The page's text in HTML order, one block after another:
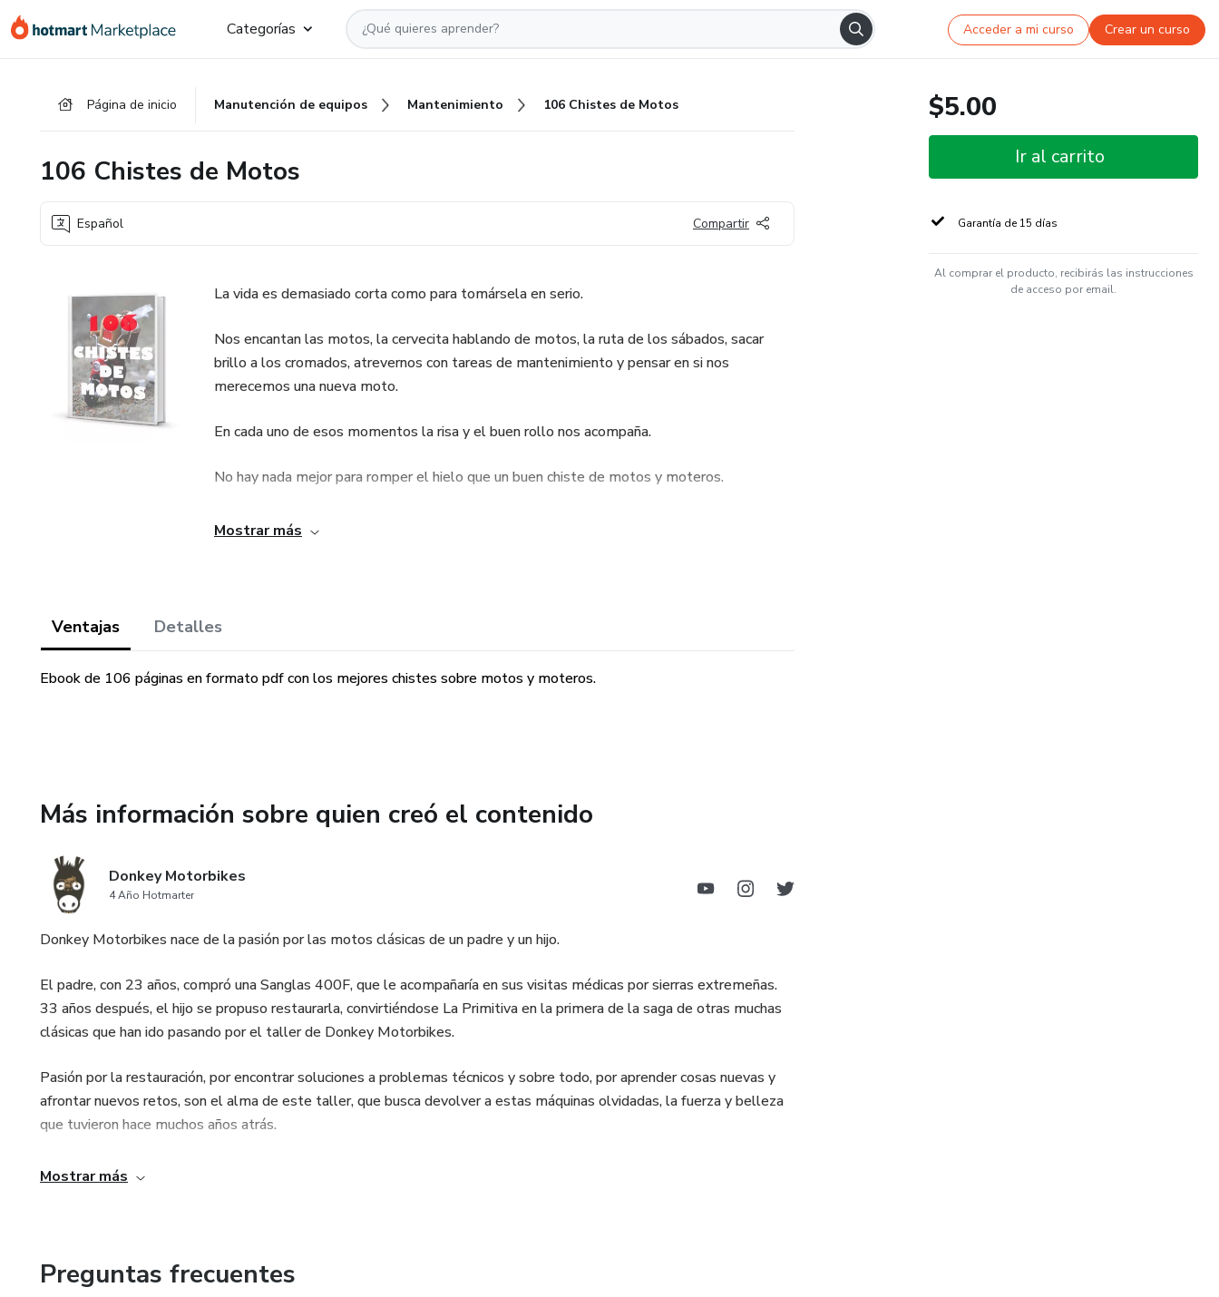
Categorías Acceder a mi curso Crear un curso
Página de inicio Manutención de equipos Mantenimiento 106 Chistes de Motos
106 Chistes de Motos
Español Compartir
La vida es demasiado corta como para tomársela en serio.
Nos encantan las motos, la cervecita hablando de motos, la ruta de los sábados, sacar
brillo a los cromados, atrevernos con tareas de mantenimiento y pensar en si nos
merecemos una nueva moto.
En cada uno de esos momentos la risa y el buen rollo nos acompaña.
No hay nada mejor para romper el hielo que un buen chiste de motos y moteros.
Hemos recopilado 106 Chistes de Motos, largos y cortos, buenos y malos, verdes e
Mostrar más
Ventajas Detalles
Ebook de 106 páginas en formato pdf con los mejores chistes sobre motos y moteros.
Más información sobre quien creó el contenido
Donkey Motorbikes
4 Año Hotmarter
Donkey Motorbikes nace de la pasión por las motos clásicas de un padre y un hijo.
El padre, con 23 años, compró una Sanglas 400F, que le acompañaría en sus visitas médicas por sierras extremeñas.
33 años después, el hijo se propuso restaurarla, convirtiéndose La Primitiva en la primera de la saga de otras muchas
clásicas que han ido pasando por el taller de Donkey Motorbikes.
Pasión por la restauración, por encontrar soluciones a problemas técnicos y sobre todo, por aprender cosas nuevas y
afrontar nuevos retos, son el alma de este taller, que busca devolver a estas máquinas olvidadas, la fuerza y belleza
que tuvieron hace muchos años atrás.
Nos encantaría vivir de esto, pero aún no lo hemos conseguido. Mientras tanto, hacemos todo lo posible por contarte
A base de homologar nuestras propias creaciones nos hemos especializado en homologar Cafe Racer, así que no
dudes en preguntarnos cualquier cosa que necesites.
Mostrar más
Preguntas frecuentes
$5.00
Ir al carrito
Garantía de 15 días
Al comprar el producto, recibirás las instrucciones
de acceso por email.